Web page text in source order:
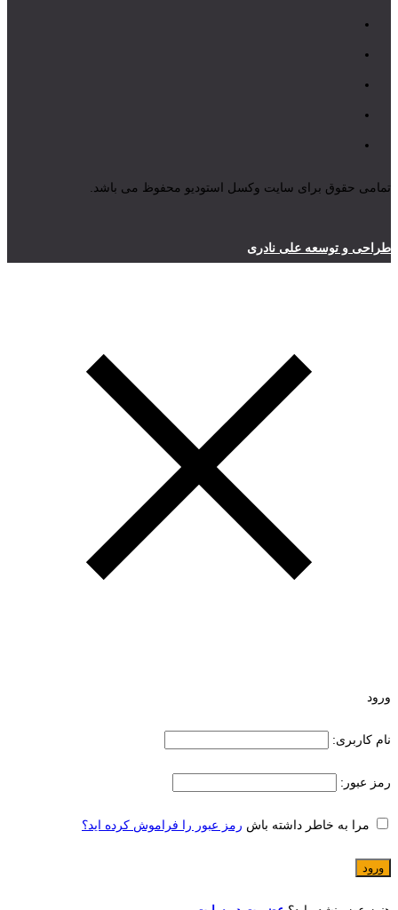
تمامی حقوق برای سایت وکسل استودیو محفوظ می باشد.
طراحی و توسعه علی نادری
ورود
نام کاربری:
رمز عبور:
مرا به خاطر داشته باش رمز عبور را فراموش کرده اید؟